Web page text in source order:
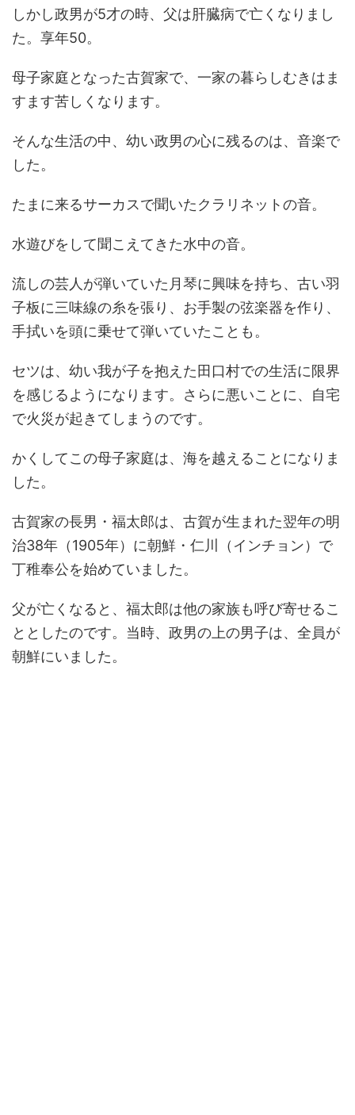
しかし政男が5才の時、父は肝臓病で亡くなりまし
た。享年50。
母子家庭となった古賀家で、一家の暮らしむきはま
すます苦しくなります。
そんな生活の中、幼い政男の心に残るのは、音楽で
した。
たまに来るサーカスで聞いたクラリネットの音。
水遊びをして聞こえてきた水中の音。
流しの芸人が弾いていた月琴に興味を持ち、古い羽
子板に三味線の糸を張り、お手製の弦楽器を作り、
手拭いを頭に乗せて弾いていたことも。
セツは、幼い我が子を抱えた田口村での生活に限界
を感じるようになります。さらに悪いことに、自宅
で火災が起きてしまうのです。
かくしてこの母子家庭は、海を越えることになりま
した。
古賀家の長男・福太郎は、古賀が生まれた翌年の明
治38年（1905年）に朝鮮・仁川（インチョン）で
丁稚奉公を始めていました。
父が亡くなると、福太郎は他の家族も呼び寄せるこ
ととしたのです。当時、政男の上の男子は、全員が
朝鮮にいました。